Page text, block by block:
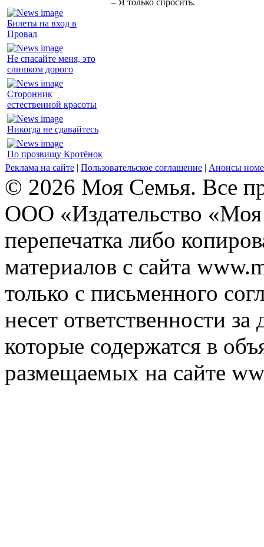
Билеты на вход в
Провал
Не спасайте меня, это
слишком дорого
Сторонник
естественной красоты
Никогда не сдавайтесь
По прозвищу Кротёнок
– Я только спросить.
Реклама на сайте | Пользовательское соглашение | Анонсы
© 2026 Моя Семья. Все
ООО «Издательство
перепечатка либо
материалов с сайта
только с письменного
несет ответственности
которые содержатся в
размещаемых на сайте